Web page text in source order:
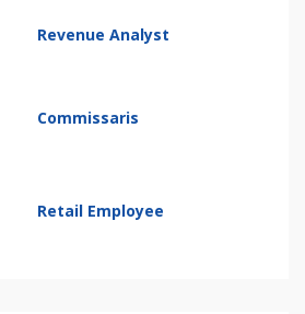
Revenue Analyst
Commissaris
Retail Employee